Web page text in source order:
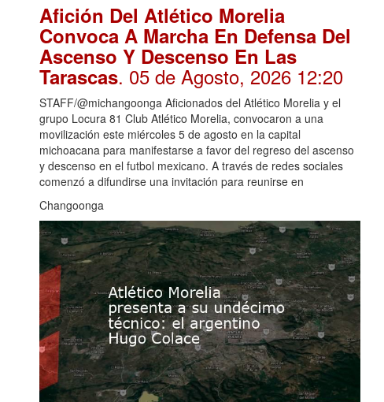
Afición Del Atlético Morelia
Convoca A Marcha En Defensa Del
Ascenso Y Descenso En Las
Tarascas. 05 de Agosto, 2026 12:20
STAFF/@michangoonga Aficionados del Atlético Morelia y el
grupo Locura 81 Club Atlético Morelia, convocaron a una
movilización este miércoles 5 de agosto en la capital
michoacana para manifestarse a favor del regreso del ascenso
y descenso en el futbol mexicano. A través de redes sociales
comenzó a difundirse una invitación para reunirse en
Changoonga